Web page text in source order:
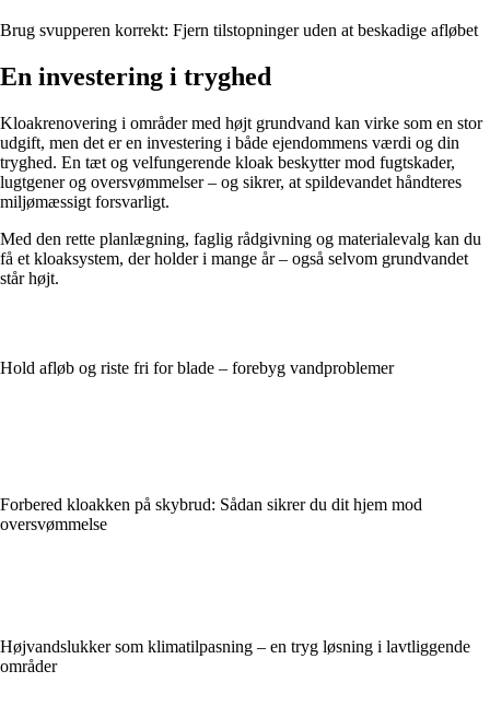
Brug svupperen korrekt: Fjern tilstopninger uden at beskadige afløbet
En investering i tryghed
Kloakrenovering i områder med højt grundvand kan virke som en stor
udgift, men det er en investering i både ejendommens værdi og din
tryghed. En tæt og velfungerende kloak beskytter mod fugtskader,
lugtgener og oversvømmelser – og sikrer, at spildevandet håndteres
miljømæssigt forsvarligt.
Med den rette planlægning, faglig rådgivning og materialevalg kan du
få et kloaksystem, der holder i mange år – også selvom grundvandet
står højt.
Hold afløb og riste fri for blade – forebyg vandproblemer
Forbered kloakken på skybrud: Sådan sikrer du dit hjem mod
oversvømmelse
Højvandslukker som klimatilpasning – en tryg løsning i lavtliggende
områder